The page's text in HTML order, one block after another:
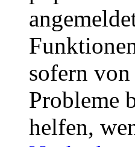
sofern
Probleme
helfen,